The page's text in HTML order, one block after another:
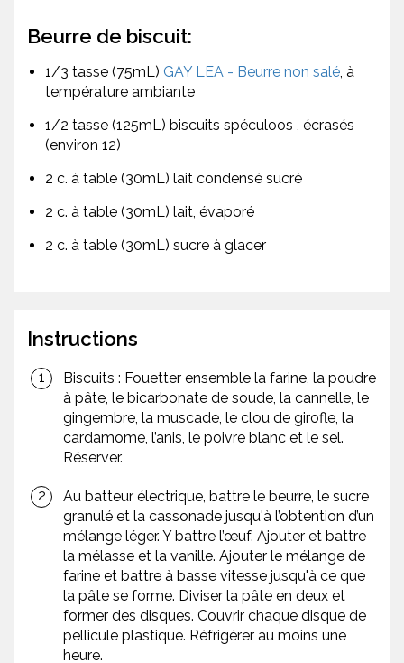
Beurre de biscuit:
1/3 tasse (75mL) GAY LEA - Beurre non salé, à
température ambiante
1/2 tasse (125mL) biscuits spéculoos , écrasés
(environ 12)
2 c. à table (30mL) lait condensé sucré
2 c. à table (30mL) lait, évaporé
2 c. à table (30mL) sucre à glacer
Instructions
Biscuits : Fouetter ensemble la farine, la poudre
à pâte, le bicarbonate de soude, la cannelle, le
gingembre, la muscade, le clou de girofle, la
cardamome, l’anis, le poivre blanc et le sel.
Réserver.
Au batteur électrique, battre le beurre, le sucre
granulé et la cassonade jusqu'à l’obtention d’un
mélange léger. Y battre l’œuf. Ajouter et battre
la mélasse et la vanille. Ajouter le mélange de
farine et battre à basse vitesse jusqu'à ce que
la pâte se forme. Diviser la pâte en deux et
former des disques. Couvrir chaque disque de
pellicule plastique. Réfrigérer au moins une
heure.